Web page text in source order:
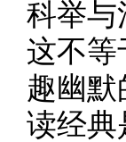
科举与
这不等
趣幽
读经典